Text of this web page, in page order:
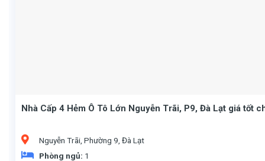
Nhà Cấp 4 Hẻm Ô Tô Lớn Nguyễn Trãi, P9, Đà Lạt giá tốt
Nguyễn Trãi, Phường 9, Đà Lạt
Phòng ngủ: 1